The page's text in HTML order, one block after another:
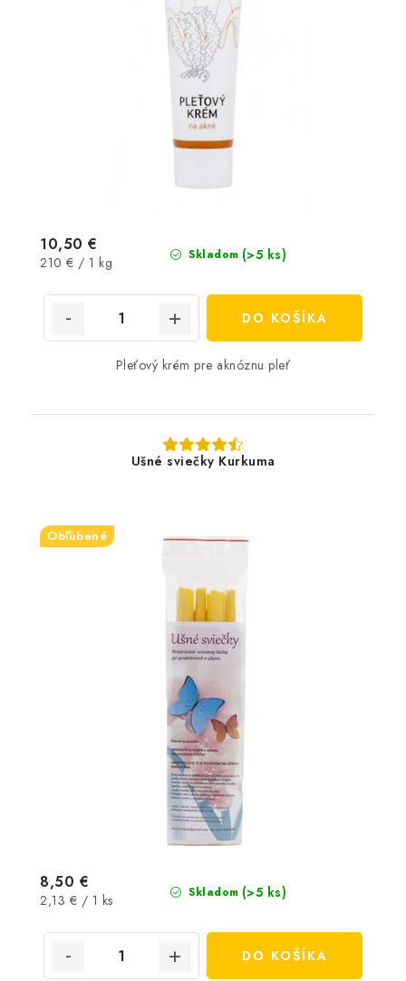
Skladom (>5 ks)
10,50 €
Jednotková
210 € / 1 kg
DO KOŠÍKA
Pleťový krém pre aknóznu pleť
Ušné sviečky Kurkuma
Obľúbené
Skladom (>5 ks)
8,50 €
Jednotková
2,13 € / 1 ks
DO KOŠÍKA